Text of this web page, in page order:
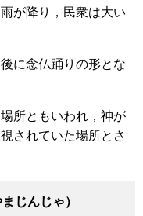
が降り，民衆は大い
に念仏踊りの形とな
所ともいわれ，神が
されていた場所とさ
じんじゃ）